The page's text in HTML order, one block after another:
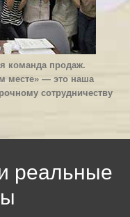
команда продаж.
месте» — это наша
сотрудничеству
реальные